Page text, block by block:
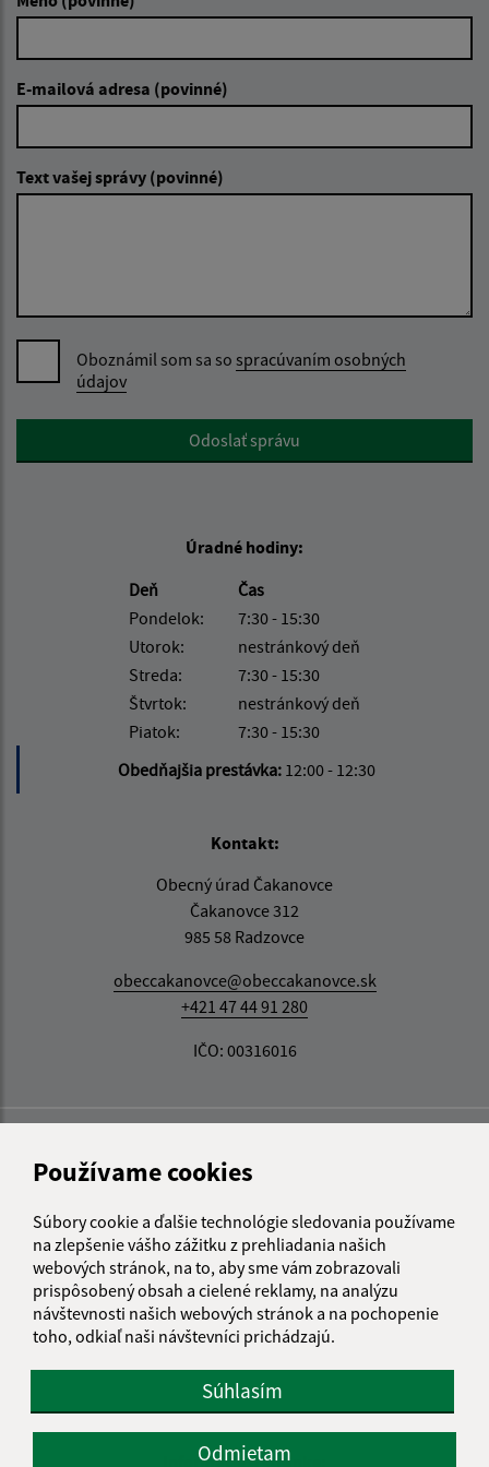
Používame cookies
Súbory cookie a ďalšie technológie sledovania používame
na zlepšenie vášho zážitku z prehliadania našich
webových stránok, na to, aby sme vám zobrazovali
prispôsobený obsah a cielené reklamy, na analýzu
návštevnosti našich webových stránok a na pochopenie
toho, odkiaľ naši návštevníci prichádzajú.
Súhlasím
Odmietam
E-mailová adresa (povinné)
Text vašej správy (povinné)
Oboznámil som sa so spracúvaním osobných
údajov
Google reCaptcha ResponseOdoslať správu
Úradné hodiny:
Deň
Čas
Pondelok:
7:30 - 15:30
Utorok:
nestránkový deň
Streda:
7:30 - 15:30
Štvrtok:
nestránkový deň
Piatok:
7:30 - 15:30
Obedňajšia prestávka: 12:00 - 12:30
Kontakt:
Obecný úrad Čakanovce
Čakanovce 312
985 58 Radzovce
obeccakanovce@obeccakanovce.sk
+421 47 44 91 280
IČO: 00316016
Informácie o stránke: